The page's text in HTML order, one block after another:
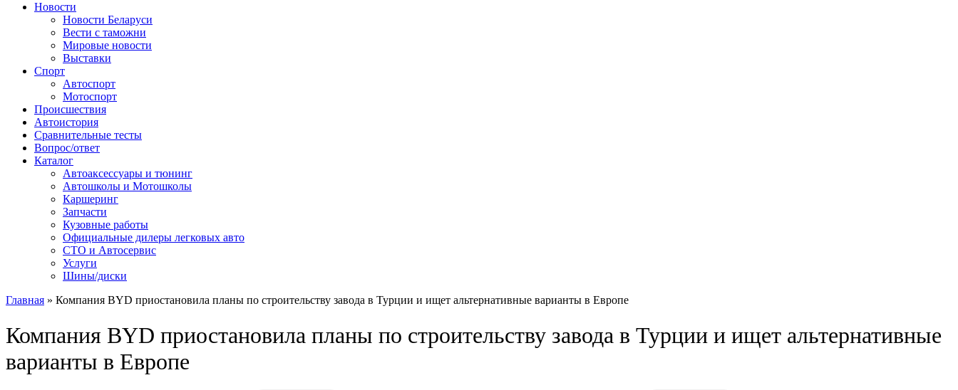
Сайт про автомобили
Новости
Новости Беларуси
Вести с таможни
Мировые новости
Выставки
Спорт
Автоспорт
Мотоспорт
Происшествия
Автоистория
Сравнительные тесты
Вопрос/ответ
Каталог
Автоакcессуары и тюнинг
Автошколы и Мотошколы
Каршеринг
Запчасти
Кузовные работы
Официальные дилеры легковых авто
СТО и Автосервис
Услуги
Шины/диски
Главная » Компания BYD приостановила планы по строительству завода в Турции и ищет альтернативные варианты в Европе
Компания BYD приостановила планы по строительству завода в Турции и ищет альтернативные
варианты в Европе